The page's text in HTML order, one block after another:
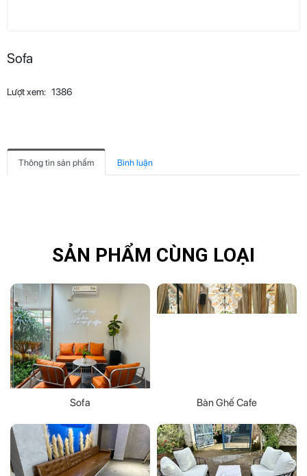
Sofa
Lượt xem: 1386
Thông tin sản phẩm Bình luận
SẢN PHẨM CÙNG LOẠI
Sofa Bàn Ghế Cafe